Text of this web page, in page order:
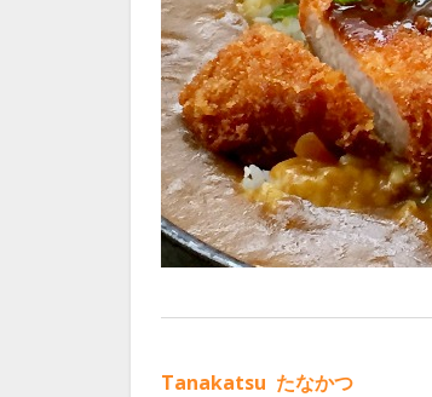
Tanakatsu たなかつ